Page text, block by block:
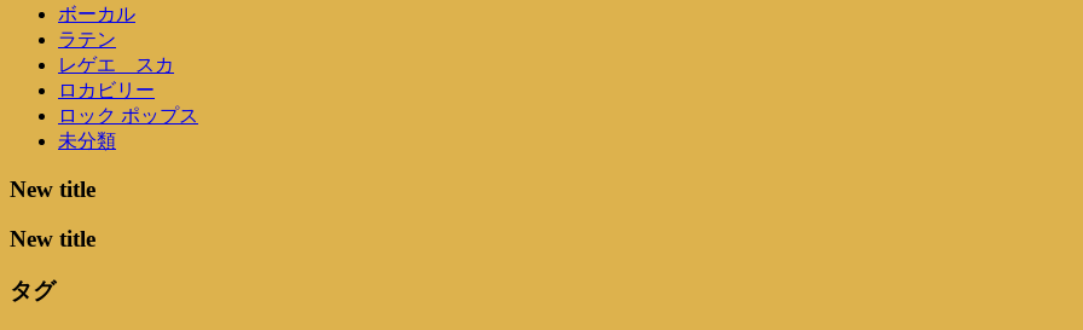
ボーカル
ラテン
レゲエ スカ
ロカビリー
ロック ポップス
未分類
New title
New title
タグ